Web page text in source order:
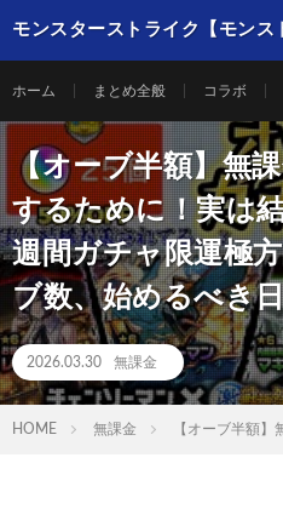
モンスターストライク【モンス
ホーム まとめ全般 コラボ
【オーブ半額】無
するために！実は
週間ガチャ限運極
ブ数、始めるべき
2026.03.30 無課金
HOME 無課金 【オーブ半額